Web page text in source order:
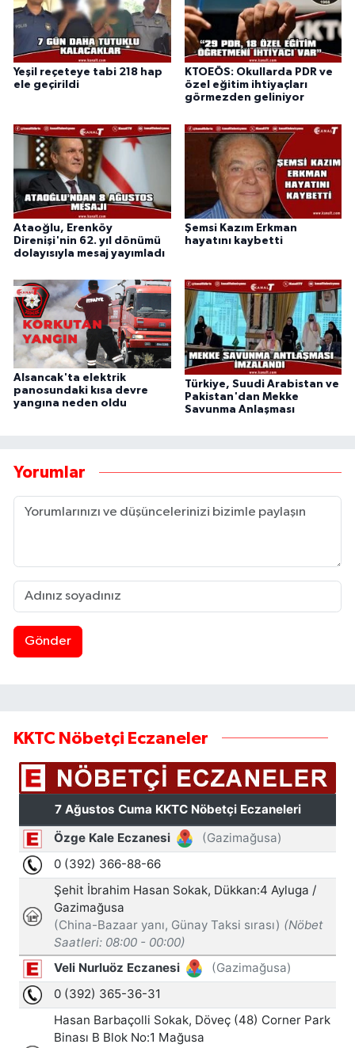
Yeşil reçeteye tabi 218 hap
ele geçirildi
KTOEÖS: Okullarda PDR ve
özel eğitim ihtiyaçları
görmezden geliniyor
Ataoğlu, Erenköy
Direnişi'nin 62. yıl dönümü
dolayısıyla mesaj yayımladı
Şemsi Kazım Erkman
hayatını kaybetti
Alsancak'ta elektrik
panosundaki kısa devre
yangına neden oldu
Türkiye, Suudi Arabistan ve
Pakistan'dan Mekke
Savunma Anlaşması
Yorumlar
Gönder
KKTC Nöbetçi Eczaneler